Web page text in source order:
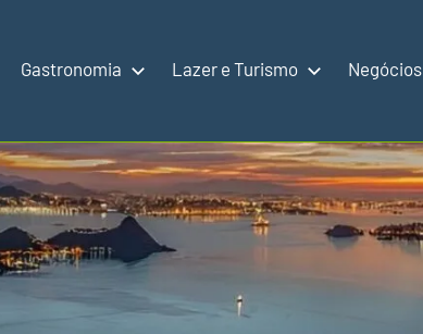
Gastronomia Lazer e Turismo Negócios